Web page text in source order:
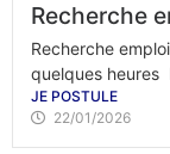
Recherche
Recherche
quelques heures
JE POSTULE
22/01/2026